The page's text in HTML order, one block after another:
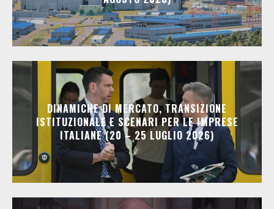
DINAMICHE DI MERCATO, TRANSIZIONE
ISTITUZIONALE E SCENARI PER LE IMPRESE
ITALIANE (20 – 25 LUGLIO 2026)